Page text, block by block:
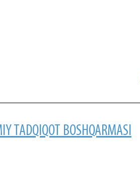
TADQIQOT BOSHQARMASI